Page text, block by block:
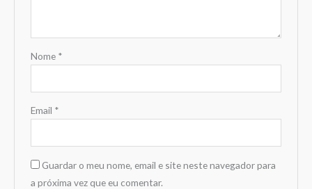
Nome *
Email *
Guardar o meu nome, email e site neste navegador para
a próxima vez que eu comentar.